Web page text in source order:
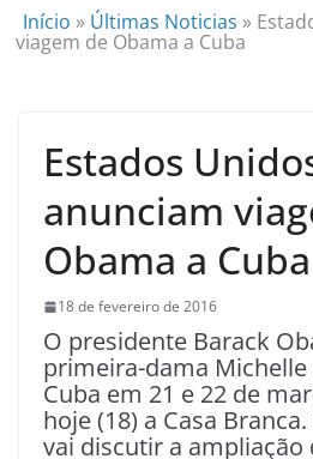
Início » Últimas Noticias »
viagem de Obama a Cuba
Estados
anunciam
Obama a Cuba
18 de fevereiro de 2016
O presidente Barack
primeira-dama Michelle
Cuba em 21 e 22 de
hoje (18) a Casa
vai discutir a ampliação